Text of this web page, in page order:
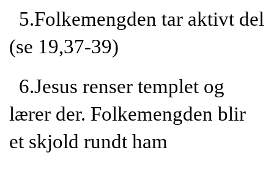
5.Folkemengden tar aktivt del
(se 19,37-39)
6.Jesus renser templet og
lærer der. Folkemengden blir
et skjold rundt ham